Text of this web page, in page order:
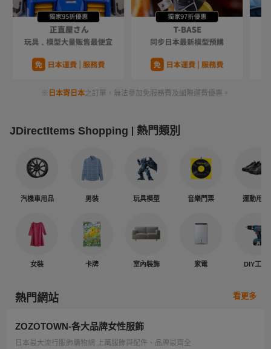
※ 日本寄日本之訂單，無法參加免服務費及國際運費優惠。
JDirectItems Shopping 熱門類別
汽機車用品 男裝 玩具模型 音樂門票 運動用品
女裝 卡牌 室內裝飾 家電 DIY工具
熱門網站 看更多
ZOZOTOWN-各大品牌女性服飾
日本最大流行服飾購物網 上萬服飾與配件、品牌最齊全